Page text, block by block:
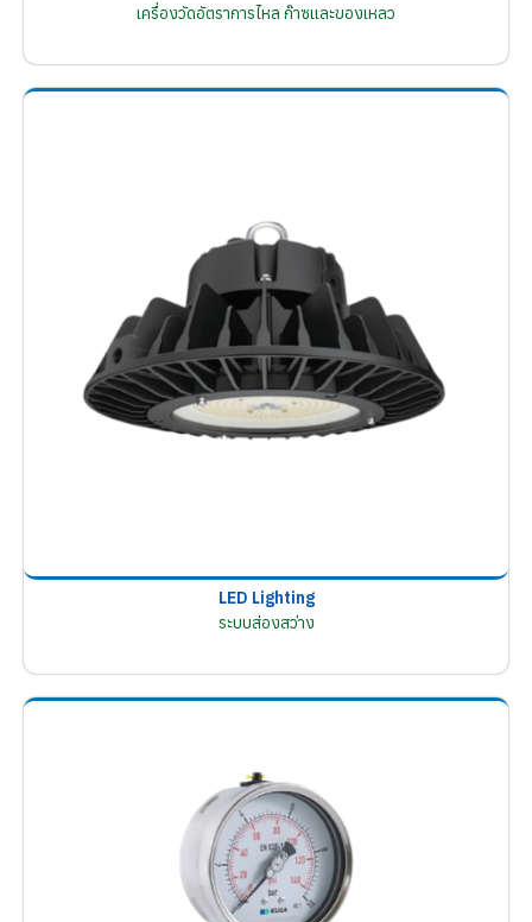
เครื่องวัดอัตราการไหล ก๊าซและของเหลว
LED Lighting
ระบบส่องสว่าง